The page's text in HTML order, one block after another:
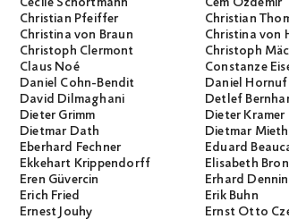
Christian Pfeiffer Christian
Christina von Braun Christina von
Christoph Clermont Christoph
Claus Noé Constanze
Daniel Cohn-Bendit Daniel
David Dilmaghani Detlef
Dieter Grimm Dieter Kramer
Dietmar Dath Dietmar Mieth
Eberhard Fechner Eduard
Ekkehart Krippendorff Elisabeth
Eren Güvercin Erhard
Erich Fried Erik Buhn
Ernest Jouhy Ernst Otto